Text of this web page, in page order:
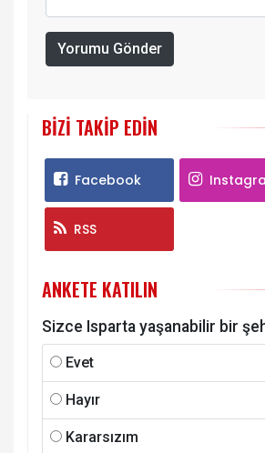
Yorumu Gönder
BIZI TAKIP EDIN
Facebook
RSS
ANKETE KATILIN
Sizce Isparta yaşanabilir bir
Evet
Hayır
Kararsızım